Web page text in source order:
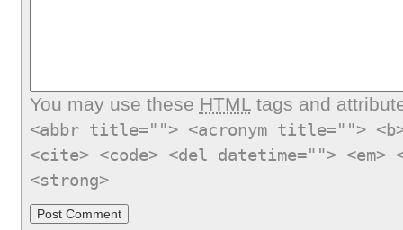
You may use these HTMLtags and
<abbr title=""> <acronym title="">
<cite> <code> <del datetime="">
<strong>